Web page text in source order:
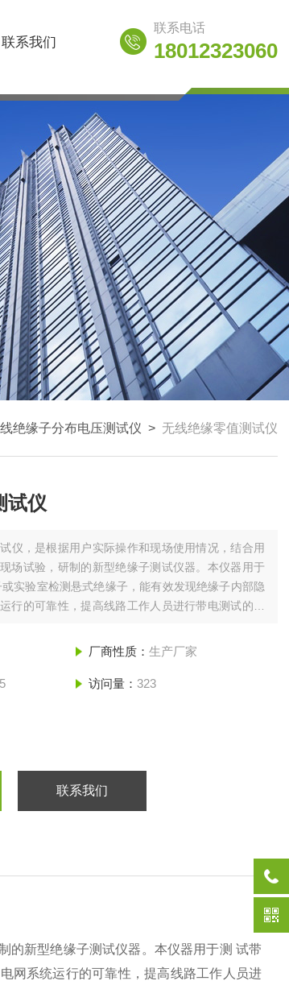
联系我们
联系电话
18012323060
绝缘子分布电压测试仪 > 无线绝缘零值测试仪
试仪
仪，是根据用户实际操作和现场使用情况，结合用
场试验，研制的新型绝缘子测试仪器。本仪器用于
实验室检测悬式绝缘子，能有效发现绝缘子内部隐
行的可靠性，提高线路工作人员进行带电测试的工
厂商性质： 生产厂家
访问量： 323
联系我们
的新型绝缘子测试仪器。本仪器用于测 试带
网系统运行的可靠性，提高线路工作人员进